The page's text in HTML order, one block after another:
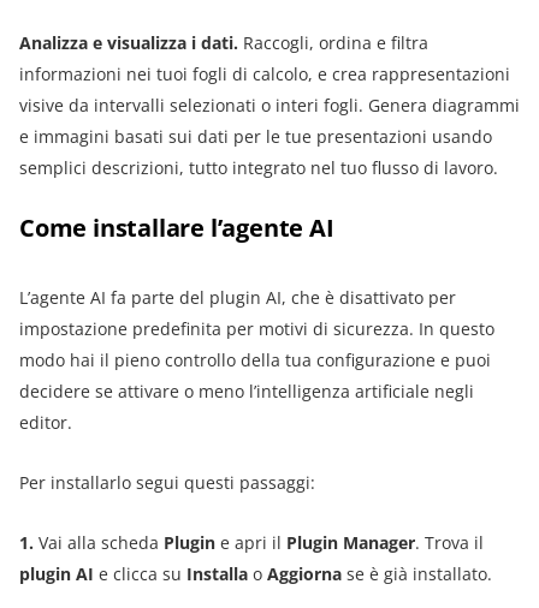
Analizza e visualizza i dati. Raccogli, ordina e filtra
informazioni nei tuoi fogli di calcolo, e crea rappresentazioni
visive da intervalli selezionati o interi fogli. Genera diagrammi
e immagini basati sui dati per le tue presentazioni usando
semplici descrizioni, tutto integrato nel tuo flusso di lavoro.
Come installare l’agente AI
L’agente AI fa parte del plugin AI, che è disattivato per
impostazione predefinita per motivi di sicurezza. In questo
modo hai il pieno controllo della tua configurazione e puoi
decidere se attivare o meno l’intelligenza artificiale negli
editor.
Per installarlo segui questi passaggi:
1. Vai alla scheda Plugin e apri il Plugin Manager. Trova il
plugin AI e clicca su Installa o Aggiorna se è già installato.